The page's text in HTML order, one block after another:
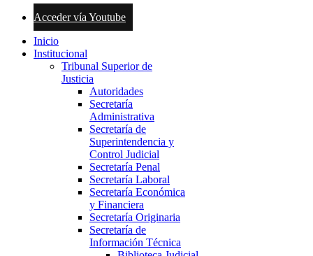
Acceder vía Youtube
Inicio
Institucional
Tribunal Superior de
Justicia
Autoridades
Secretaría
Administrativa
Secretaría de
Superintendencia y
Control Judicial
Secretaría Penal
Secretaría Laboral
Secretaría Económica
y Financiera
Secretaría Originaria
Secretaría de
Información Técnica